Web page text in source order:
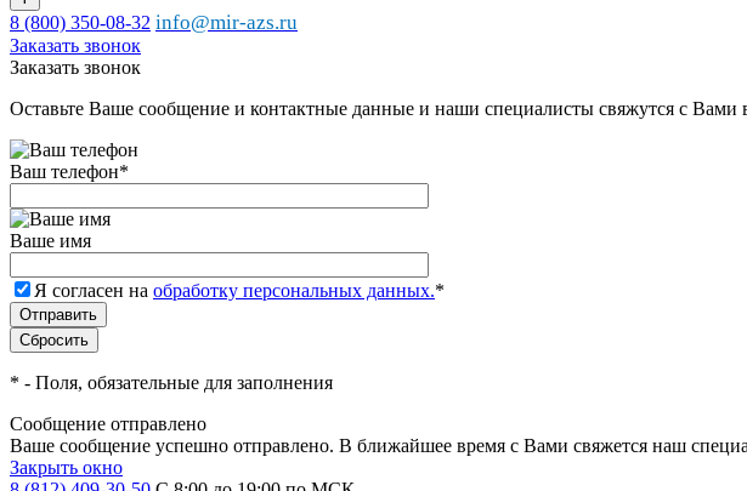
8 (800) 350-08-32 info@mir-azs.ru
Заказать звонок
Заказать звонок
Оставьте Ваше сообщение и контактные данные и наши специалисты свяжутся с
Ваш телефон*
Ваше имя
Я согласен на обработку персональных данных.*
* - Поля, обязательные для заполнения
Сообщение отправлено
Ваше сообщение успешно отправлено. В ближайшее время с Вами свяжется наш
Закрыть окно